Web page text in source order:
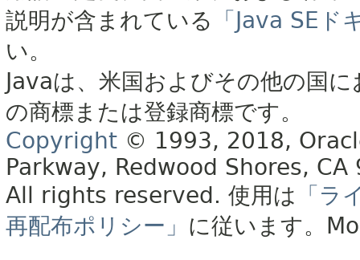
説明が含まれている
「Java SE
い。
Javaは、米国およびその他の国
の商標または登録商標です。
Copyright © 1993, 2018,
Parkway, Redwood Shores, CA
All rights reserved. 使用は 「ラ
再配布ポリシー」 に従います。